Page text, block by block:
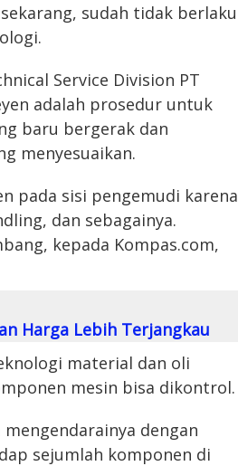
sudah tidak berlaku
Service Division PT
adalah prosedur untuk
baru bergerak dan
menyesuaikan.
pada sisi pengemudi karena
dan sebagainya.
kepada Kompas.com,
Harga Lebih Terjangkau
material dan oli
mesin bisa dikontrol.
dengan
sejumlah komponen di